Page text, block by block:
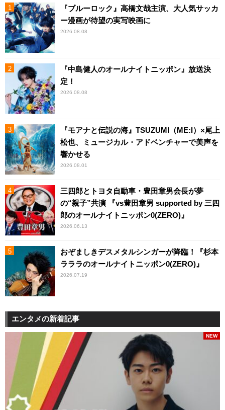
『ブルーロック』高橋文哉主演、大人気サッカ
ー漫画が待望の実写映画に
2026.08.08
『中島健人のオールナイトニッポン』放送決
定！
2026.08.08
『モアナと伝説の海』TSUZUMI（ME:I）×尾上
松也、ミュージカル・アドベンチャーで美声を
響かせる
2026.08.01
三四郎とトヨタ自動車・豊田章男会長が夢
の“親子”共演 『vs豊田章男 supported by 三四
郎のオールナイトニッポン0(ZERO)』
2026.06.13
おぞましきデスメタルシンガーが降臨！『杉本
ラララのオールナイトニッポン0(ZERO)』
2026.07.19
エンタメの新着記事
NEW